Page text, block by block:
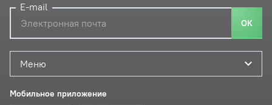
Меню
Мобильное приложение
E-mail
ОК